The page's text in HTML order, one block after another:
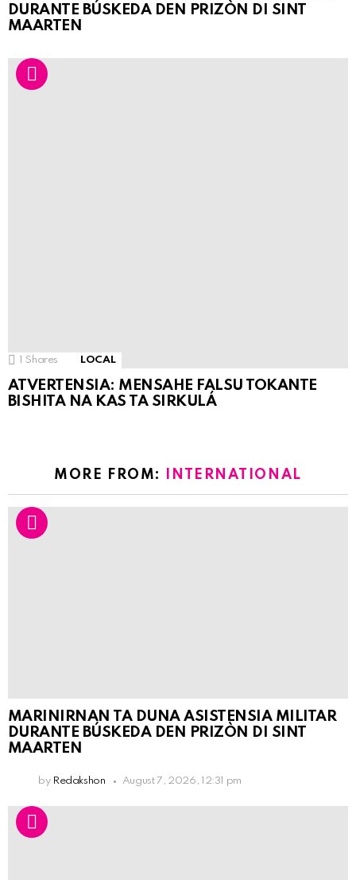
DURANTE BÚSKEDA DEN PRIZÒN DI SINT
MAARTEN
Shares LOCAL
ATVERTENSIA: MENSAHE FALSU TOKANTE
BISHITA NA KAS TA SIRKULÁ
MORE FROM: INTERNATIONAL
MARINIRNAN TA DUNA ASISTENSIA MILITAR
DURANTE BÚSKEDA DEN PRIZÒN DI SINT
MAARTEN
by Redakshon August 7, 2026, 12:31 pm